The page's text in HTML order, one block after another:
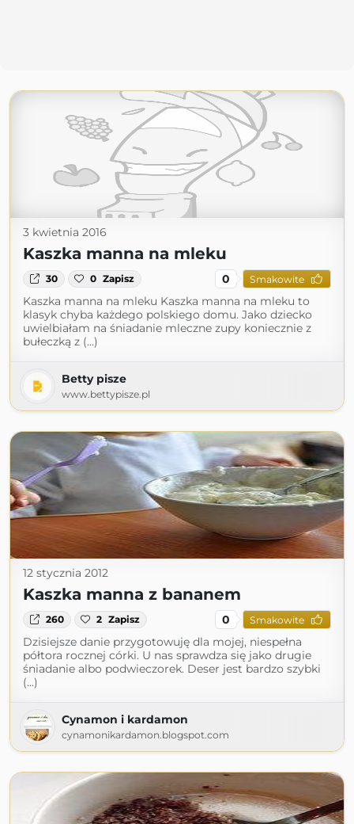
3 kwietnia 2016
Kaszka manna na mleku
30 0 Zapisz 0 Smakowite
Kaszka manna na mleku Kaszka manna na mleku to
klasyk chyba każdego polskiego domu. Jako dziecko
uwielbiałam na śniadanie mleczne zupy koniecznie z
bułeczką z (...)
Betty pisze
www.bettypisze.pl
12 stycznia 2012
Kaszka manna z bananem
260 2 Zapisz 0 Smakowite
Dzisiejsze danie przygotowuję dla mojej, niespełna
półtora rocznej córki. U nas sprawdza się jako drugie
śniadanie albo podwieczorek. Deser jest bardzo szybki
(...)
Cynamon i kardamon
cynamonikardamon.blogspot.com